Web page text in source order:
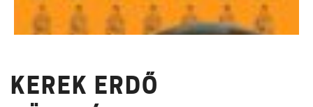
KEREK ERDŐ